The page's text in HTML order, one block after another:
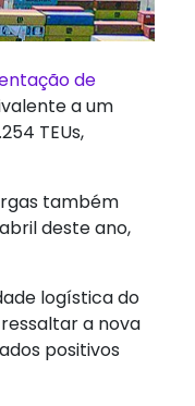
de
a um
TEUs,
também
deste ano,
logística do
a nova
positivos